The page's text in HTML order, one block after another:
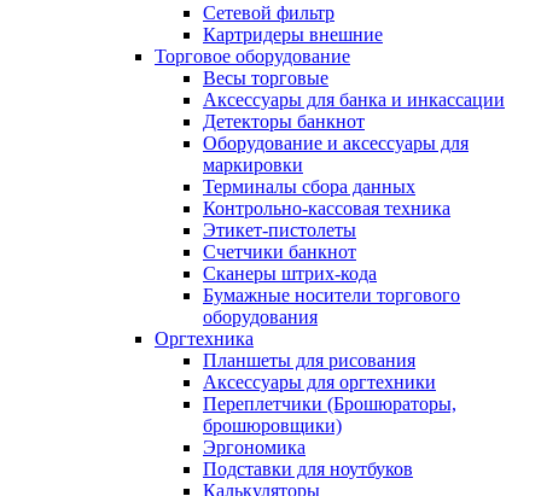
Сетевой фильтр
Картридеры внешние
Торговое оборудование
Весы торговые
Аксессуары для банка и инкассации
Детекторы банкнот
Оборудование и аксессуары для
маркировки
Терминалы сбора данных
Контрольно-кассовая техника
Этикет-пистолеты
Счетчики банкнот
Сканеры штрих-кода
Бумажные носители торгового
оборудования
Оргтехника
Планшеты для рисования
Аксессуары для оргтехники
Переплетчики (Брошюраторы,
брошюровщики)
Эргономика
Подставки для ноутбуков
Калькуляторы